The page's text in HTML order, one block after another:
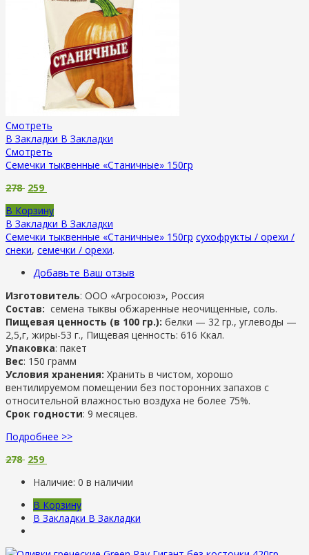
Смотреть
В Закладки В Закладки
Смотреть
Семечки тыквенные «Станичные» 150гр
278 259
В Корзину
В Закладки В Закладки
Семечки тыквенные «Станичные» 150гр сухофрукты / орехи /
снеки, семечки / орехи.
Добавьте Ваш отзыв
Изготовитель: ООО «Агросоюз», Россия
Состав: семена тыквы обжаренные неочищенные, соль.
Пищевая ценность (в 100 гр.): белки — 32 гр., углеводы —
2,5,г, жиры-53 г., Пищевая ценность: 616 Ккал.
Упаковка: пакет
Вес: 150 грамм
Условия хранения: Хранить в чистом, хорошо
вентилируемом помещении без посторонних запахов с
относительной влажностью воздуха не более 75%.
Срок годности: 9 месяцев.
Подробнее >>
278 259
Наличие: 0 в наличии
В Корзину
В Закладки В Закладки